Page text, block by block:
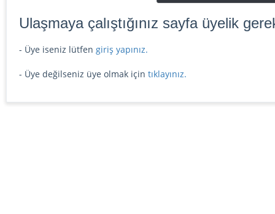
Ulaşmaya çalıştığınız sayfa üyelik
- Üye iseniz lütfen giriş yapınız.
- Üye değilseniz üye olmak için tıklayınız.